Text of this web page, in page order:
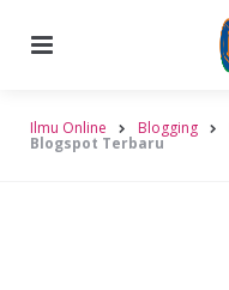
Ilmu Online Blogging
Blogspot Terbaru